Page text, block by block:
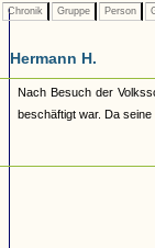
Chronik Gruppe Person
Hermann H.
Nach Besuch der
beschäftigt war. Da